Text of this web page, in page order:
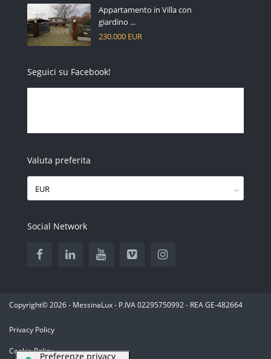
Appartamento in Villa con
giardino ...
230.000 EUR
Seguici su Facebook!
Valuta preferita
EUR
Social Network
Copyright© 2026 - MessinaLux - P.IVA 02295750992 - REA GE-482664
Privacy Policy
Cookie Policy